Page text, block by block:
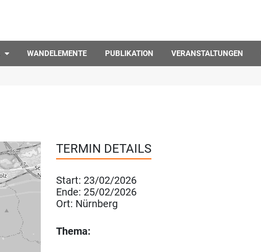
WANDELEMENTE PUBLIKATION VERANSTALTUNGEN
TERMIN DETAILS
Start: 23/02/2026
Ende: 25/02/2026
Ort: Nürnberg
Thema: